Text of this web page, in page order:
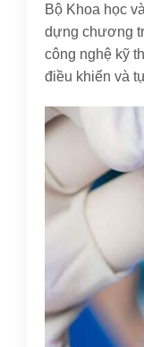
Bộ Khoa học
dựng chương
công nghệ kỹ
điều khiển và